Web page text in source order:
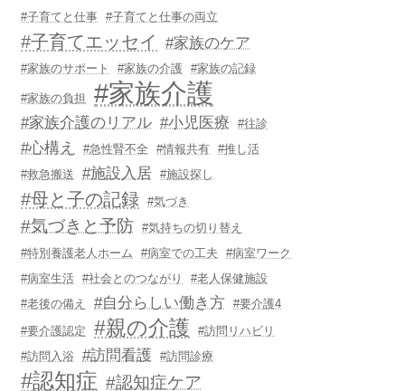
#子育てと仕事 #子育てと仕事の両立
#子育てエッセイ #家族のケア
#家族のサポート #家族の介護 #家族の記録
#家族の負担 #家族介護
#家族介護のリアル #小児医療 #往診
#心構え #急性腎不全 #情報共有
#推し活
#救急搬送
#施設入居 #施設探し
#母と子の記録 #気づき
#気づきと予防
#気持ちの切り替え
#特別養護老人ホーム
#病室での工夫
#病室ワーク
#病室生活
#社会とのつながり
#老人保健施設
#老後の備え
#自分らしい働き方
#要介護4
#要介護認定
#親の介護
#訪問リハビリ
#訪問入浴
#訪問看護 #訪問診療
#認知症 #認知症ケア